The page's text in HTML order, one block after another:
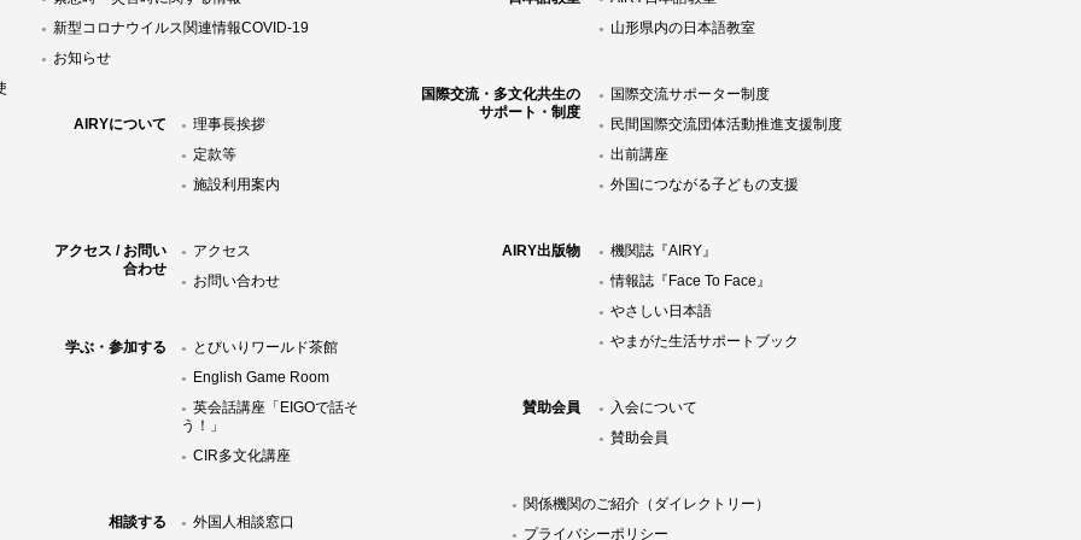
新型コロナウイルス関連情報COVID-19
お知らせ
AIRYについて
理事長挨拶
定款等
施設利用案内
アクセス / お問い
合わせ
アクセス
お問い合わせ
学ぶ・参加する
とびいりワールド茶館
English Game Room
英会話講座「EIGOで話そ
う！」
CIR多文化講座
相談する 外国人相談窓口
山形県内の日本語教室
国際交流・多文化共生の
サポート・制度
国際交流サポーター制度
民間国際交流団体活動推進支援制度
出前講座
外国につながる子どもの支援
AIRY出版物
機関誌『AIRY』
情報誌『Face To Face』
やさしい日本語
やまがた生活サポートブック
賛助会員
入会について
賛助会員
関係機関のご紹介（ダイレクトリー）
プライバシーポリシー